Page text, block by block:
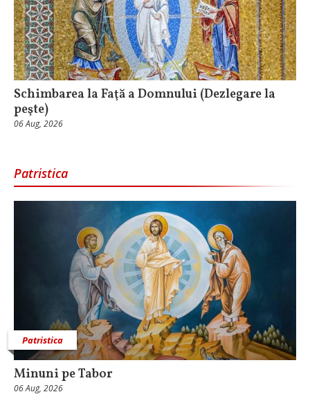
Schimbarea la Faţă a Domnului (Dezlegare la
peşte)
06 Aug, 2026
Patristica
Patristica
Minuni pe Tabor
06 Aug, 2026